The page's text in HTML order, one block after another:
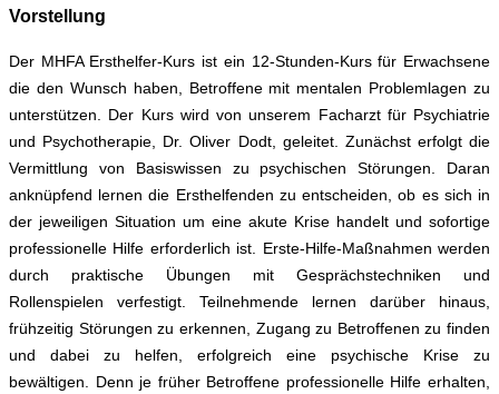
Vorstellung
Der MHFA Ersthelfer-Kurs ist ein 12-Stunden-Kurs für Erwachsene
die den Wunsch haben, Betroffene mit mentalen Problemlagen zu
unterstützen. Der Kurs wird von unserem Facharzt für Psychiatrie
und Psychotherapie, Dr. Oliver Dodt, geleitet. Zunächst erfolgt die
Vermittlung von Basiswissen zu psychischen Störungen. Daran
anknüpfend lernen die Ersthelfenden zu entscheiden, ob es sich in
der jeweiligen Situation um eine akute Krise handelt und sofortige
professionelle Hilfe erforderlich ist. Erste-Hilfe-Maßnahmen werden
durch praktische Übungen mit Gesprächstechniken und
Rollenspielen verfestigt. Teilnehmende lernen darüber hinaus,
frühzeitig Störungen zu erkennen, Zugang zu Betroffenen zu finden
und dabei zu helfen, erfolgreich eine psychische Krise zu
bewältigen. Denn je früher Betroffene professionelle Hilfe erhalten,